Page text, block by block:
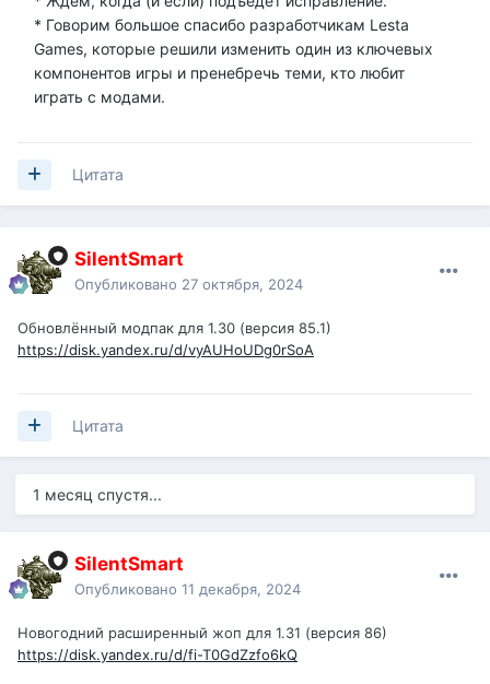
* Говорим большое спасибо разработчикам Lesta
Games, которые решили изменить один из ключевых
компонентов игры и пренебречь теми, кто любит
играть с модами.
Цитата
SilentSmart
Опубликовано 27 октября, 2024
Обновлённый модпак для 1.30 (версия 85.1)
https://disk.yandex.ru/d/vyAUHoUDg0rSoA
Цитата
1 месяц спустя...
SilentSmart
Опубликовано 11 декабря, 2024
Новогодний расширенный жоп для 1.31 (версия 86)
https://disk.yandex.ru/d/fi-T0GdZzfo6kQ